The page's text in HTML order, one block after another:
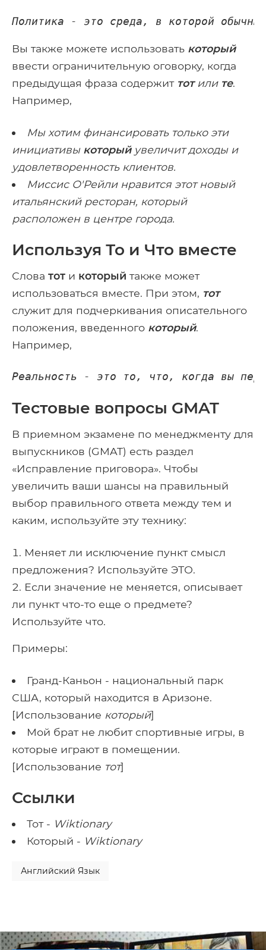
Политика - это среда, в которой
Вы также можете использовать который
ввести ограничительную оговорку, когда
предыдущая фраза содержит тотили те.
Например,
Мы хотим финансировать только эти
инициативы которыйувеличит доходы и
удовлетворенность клиентов.
Миссис О'Рейли нравится этот новый
итальянский ресторан, который
расположен в центре города.
Используя То и Что вместе
Слова тот и который также может
использоваться вместе. При этом, тот
служит для подчеркивания описательного
положения, введенного который.
Например,
Реальность - это то, что, когда вы
Тестовые вопросы GMAT
В приемном экзамене по менеджменту для
выпускников (GMAT) есть раздел
«Исправление приговора». Чтобы
увеличить ваши шансы на правильный
выбор правильного ответа между тем и
каким, используйте эту технику:
Меняет ли исключение пункт смысл
предложения? Используйте ЭТО.
Если значение не меняется, описывает
ли пункт что-то еще о предмете?
Используйте что.
Примеры:
Гранд-Каньон - национальный парк
США, который находится в Аризоне.
[Использование который]
Мой брат не любит спортивные игры, в
которые играют в помещении.
[Использование тот]
Ссылки
Тот - Wiktionary
Который - Wiktionary
Английский Язык